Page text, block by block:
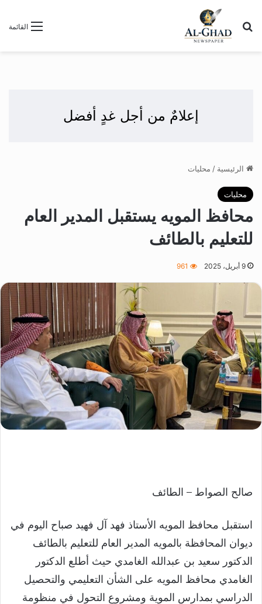
القائمة بحث عن
إعلامٌ من أجل غدٍ أفضل
الرئيسية / محليات
محليات
محافظ المويه يستقبل المدير العام
للتعليم بالطائف
9 أبريل، 2025 961
صالح الصواط – الطائف
استقبل محافظ المويه الأستاذ فهد آل فهيد صباح اليوم في
ديوان المحافظة بالمويه المدير العام للتعليم بالطائف
الدكتور سعيد بن عبدالله الغامدي حيث أطلع الدكتور
الغامدي محافظ المويه على الشأن التعليمي والتحصيل
الدراسي بمدارس الموية ومشروع التحول في منظومة